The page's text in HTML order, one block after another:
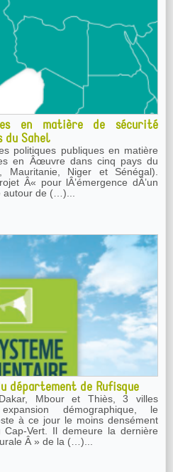
en matière de sécurité
du Sahel
politiques publiques en matière
en Âœuvre dans cinq pays du
Mauritanie, Niger et Sénégal).
Â« pour lÂ’émergence dÂ’un
autour de (…)...
département de Rufisque
Mbour et Thiès, 3 villes
démographique, le
à ce jour le moins densément
Cap-Vert. Il demeure la dernière
Â » de la (…)...